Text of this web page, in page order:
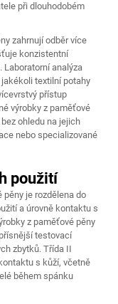
při dlouhodobém
zahrnují odběr více
konzistentní
Laboratorní analýza
textilní potahy
přístup
výrobky z paměťové
ohledu na jejich
nebo specializované
použití
pěny je rozdělena do
a úrovně kontaktu s
z paměťové pěny
testovací
zbytků. Třída II
s kůží, včetně
během spánku